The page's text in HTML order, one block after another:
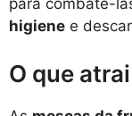
higiene e
O que